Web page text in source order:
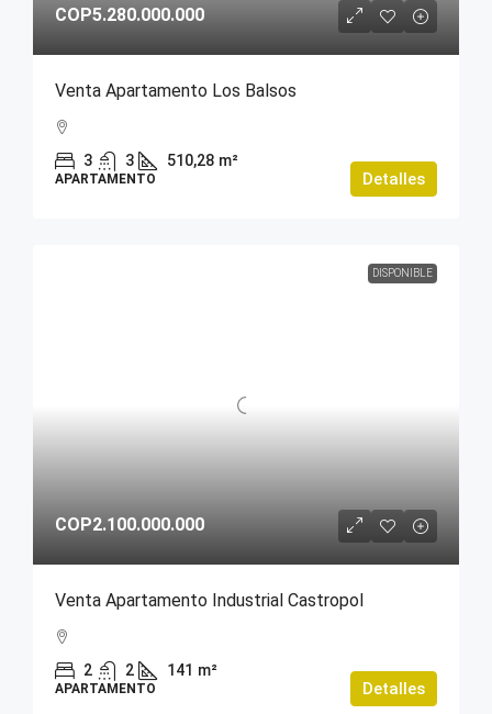
COP5.280.000.000
Venta Apartamento Los Balsos
3 3 510,28 m²
APARTAMENTO Detalles
DISPONIBLE
COP2.100.000.000
Venta Apartamento Industrial Castropol
2 2 141 m²
APARTAMENTO Detalles